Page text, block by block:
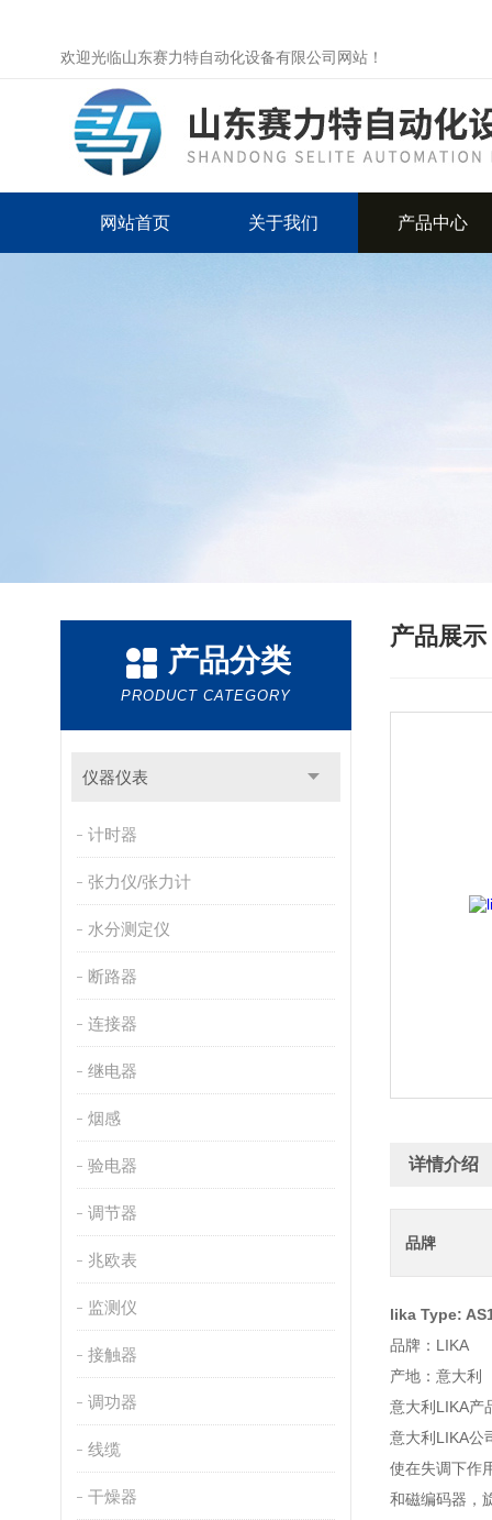
欢迎光临山东赛力特自动化设备有限公司网站！
网站首页 关于我们 产品中心
产品分类
PRODUCT CATEGORY
仪器仪表
计时器
张力仪/张力计
水分测定仪
断路器
连接器
继电器
烟感
验电器
调节器
兆欧表
监测仪
接触器
调功器
线缆
干燥器
产品展示
详情介绍
品牌
lika Type:
品牌：LIKA
产地：意大利
意大利LIKA产
意大利LIKA公
使在失调下作
和磁编码器，